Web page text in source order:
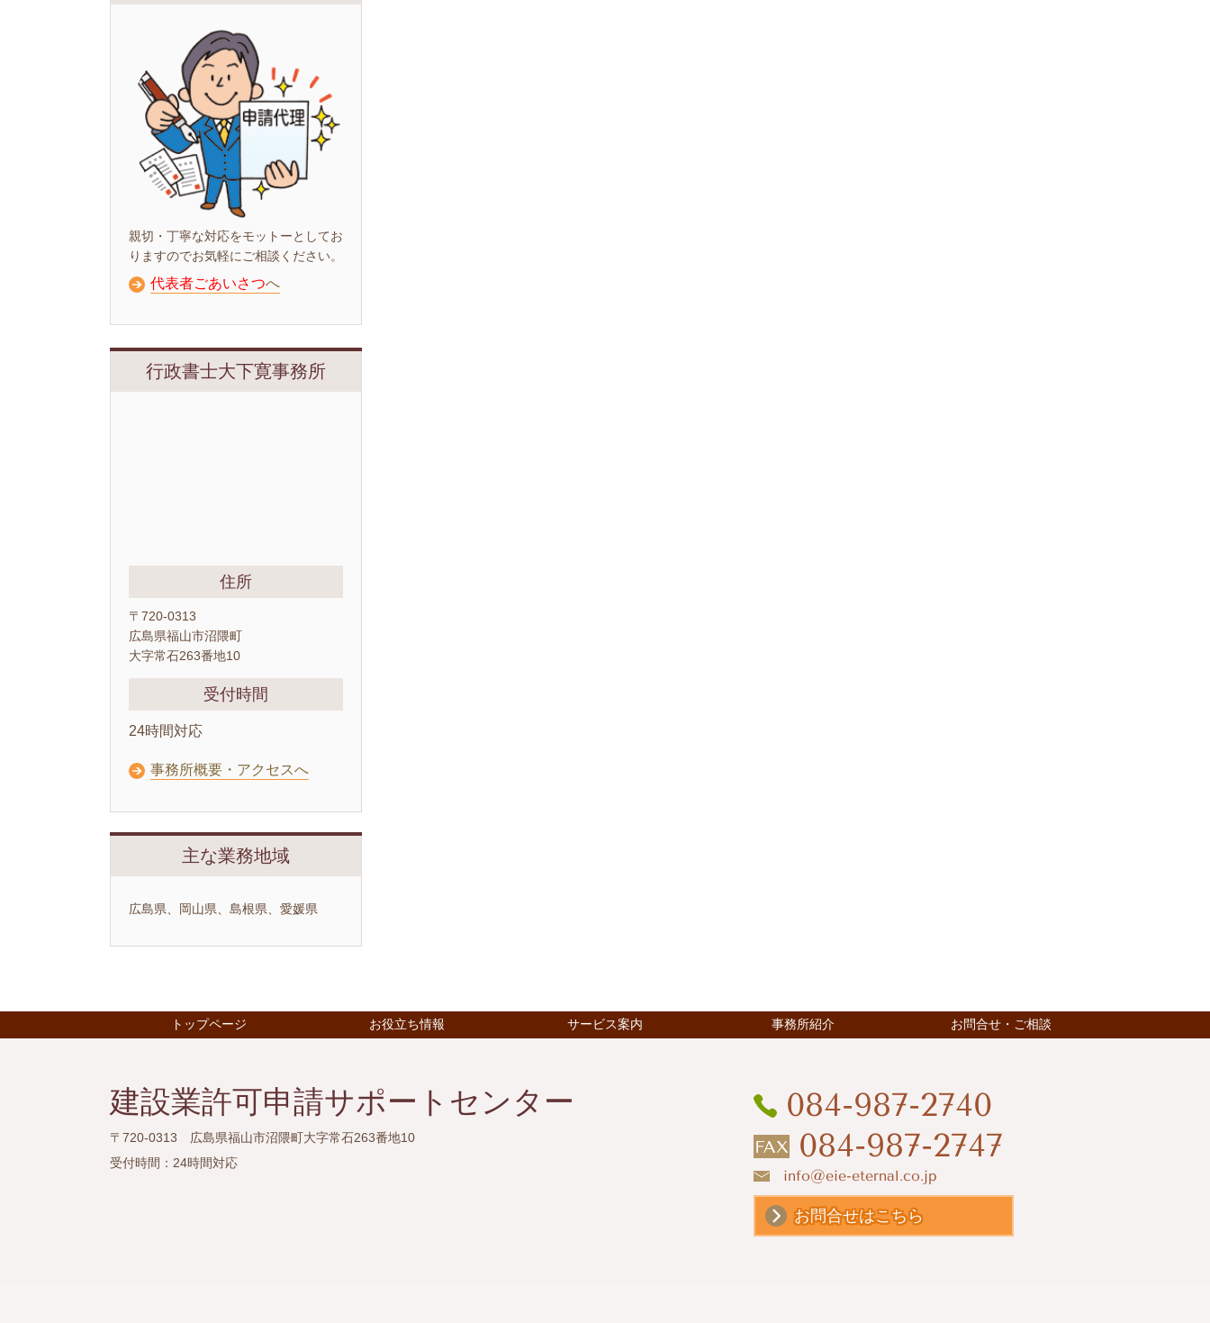
親切・丁寧な対応をモットーとしてお
りますのでお気軽にご相談ください。
代表者ごあいさつへ
行政書士大下寛事務所
住所
〒720-0313
広島県福山市沼隈町
大字常石263番地10
受付時間
24時間対応
事務所概要・アクセスへ
主な業務地域
広島県、岡山県、島根県、愛媛県
トップページ お役立ち情報 サービス案内 事務所紹介 お問合せ・ご相談
建設業許可申請サポートセンター
〒720-0313 広島県福山市沼隈町大字常石263番地10
受付時間： 24時間対応
084-987-2740
084-987-2747
info@eie-eternal.co.jp
お問合せはこちら